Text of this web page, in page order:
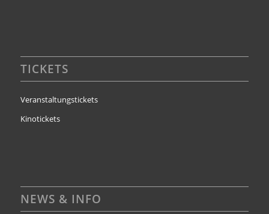
TICKETS
Veranstaltungstickets
Kinotickets
NEWS & INFO